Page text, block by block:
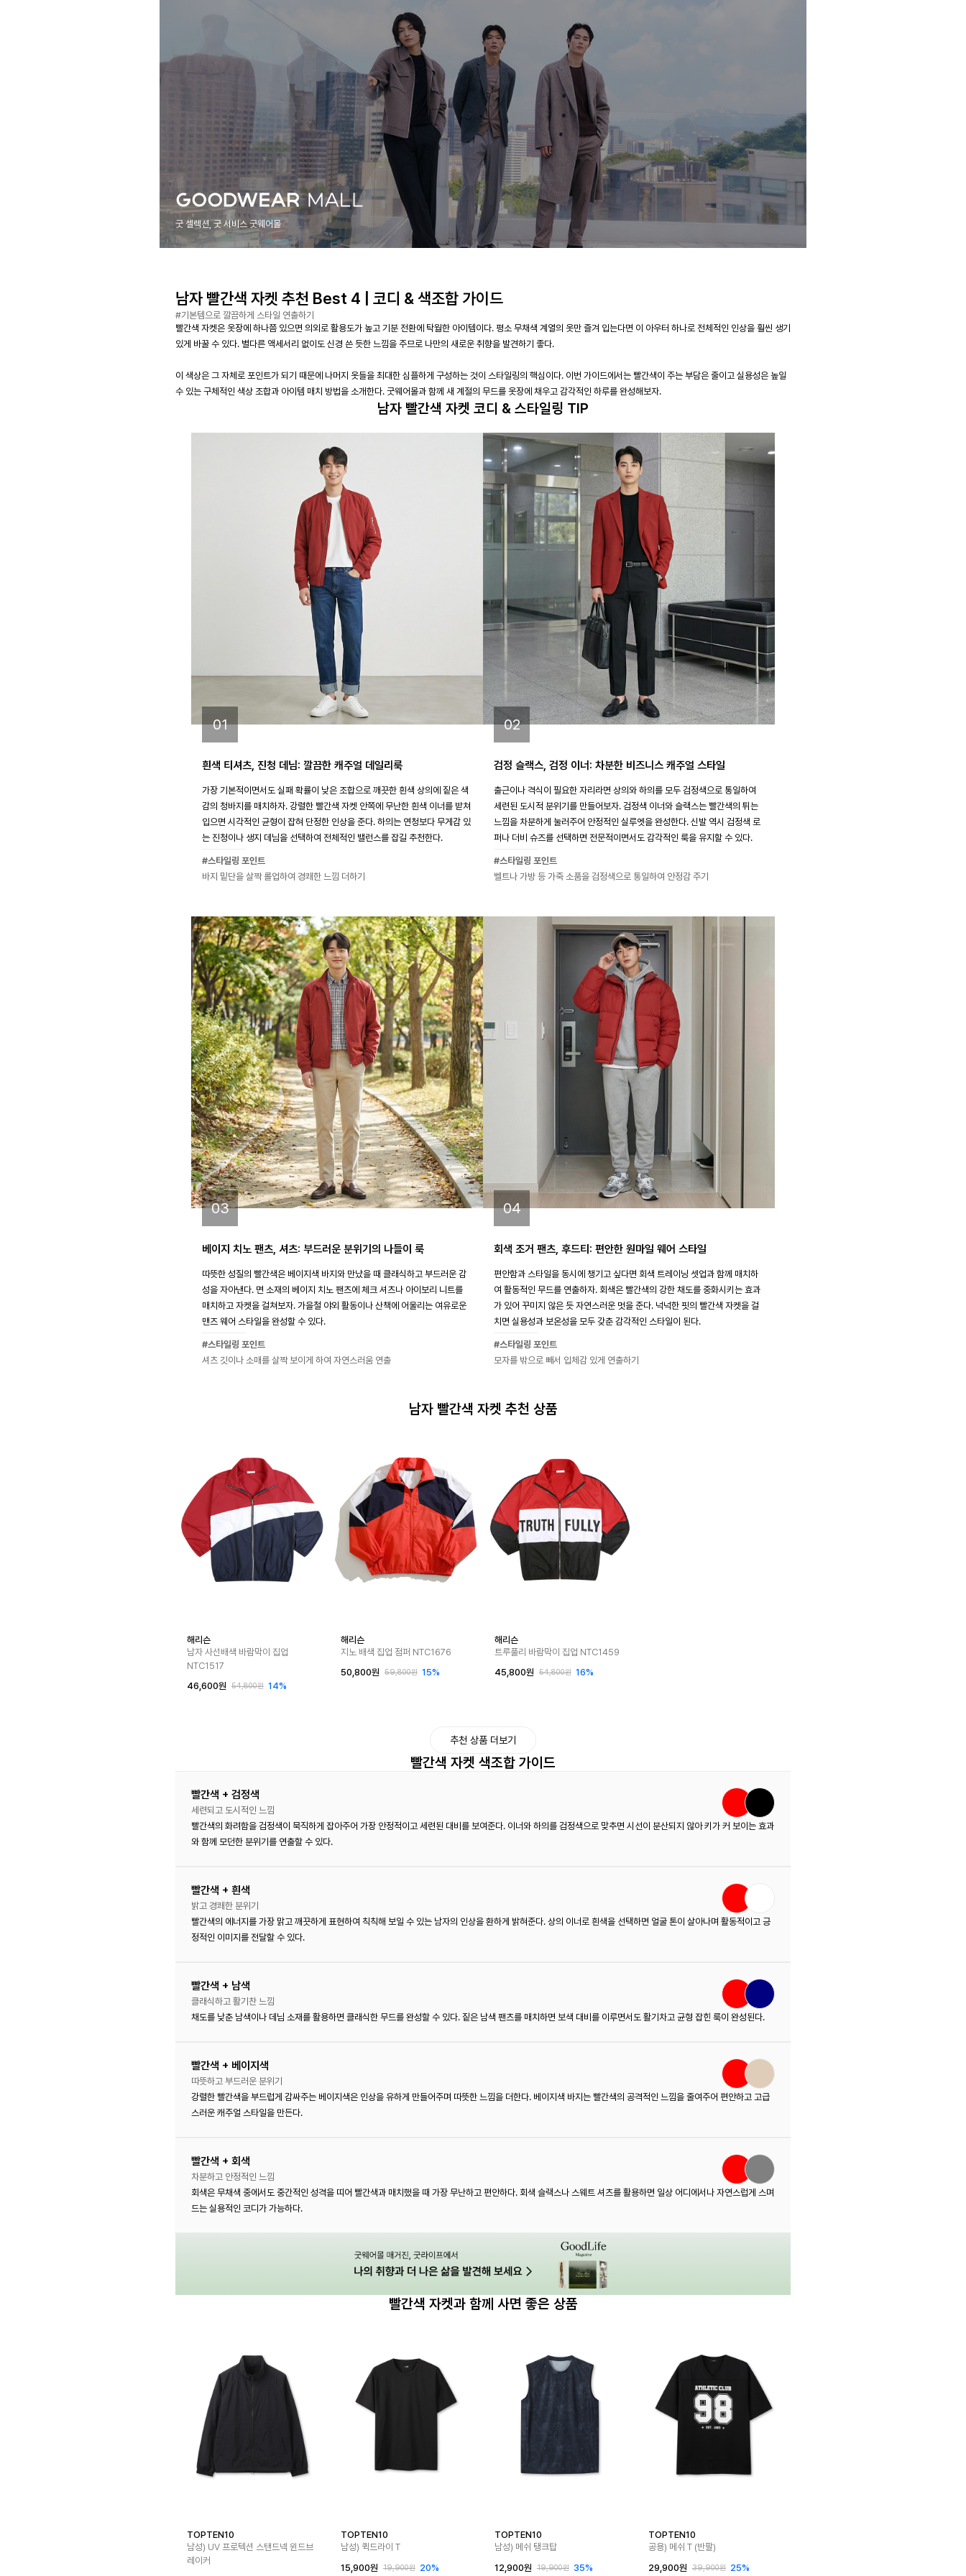
굿 셀렉션, 굿 서비스 굿웨어몰
남자 빨간색 자켓 추천 Best 4 | 코디 & 색조합 가이드
#기본템으로 깔끔하게 스타일 연출하기
빨간색 자켓은 옷장에 하나쯤 있으면 의외로 활용도가 높고 기분 전환에 탁월한 아이템이다. 평소 무채색 계열의 옷만 즐겨 입는다면 이 아우터 하나로 전체적인 인상을 훨씬 생기
있게 바꿀 수 있다. 별다른 액세서리 없이도 신경 쓴 듯한 느낌을 주므로 나만의 새로운 취향을 발견하기 좋다.
이 색상은 그 자체로 포인트가 되기 때문에 나머지 옷들을 최대한 심플하게 구성하는 것이 스타일링의 핵심이다. 이번 가이드에서는 빨간색이 주는 부담은 줄이고 실용성은 높일
수 있는 구체적인 색상 조합과 아이템 매치 방법을 소개한다. 굿웨어몰과 함께 새 계절의 무드를 옷장에 채우고 감각적인 하루를 완성해보자.
남자 빨간색 자켓 코디 & 스타일링 TIP
01
흰색 티셔츠, 진청 데님: 깔끔한 캐주얼 데일리룩
가장 기본적이면서도 실패 확률이 낮은 조합으로 깨끗한 흰색 상의에 짙은 색
감의 청바지를 매치하자. 강렬한 빨간색 자켓 안쪽에 무난한 흰색 이너를 받쳐
입으면 시각적인 균형이 잡혀 단정한 인상을 준다. 하의는 연청보다 무게감 있
는 진청이나 생지 데님을 선택하여 전체적인 밸런스를 잡길 추천한다.
#스타일링 포인트
바지 밑단을 살짝 롤업하여 경쾌한 느낌 더하기
02
검정 슬랙스, 검정 이너: 차분한 비즈니스 캐주얼 스타일
출근이나 격식이 필요한 자리라면 상의와 하의를 모두 검정색으로 통일하여
세련된 도시적 분위기를 만들어보자. 검정색 이너와 슬랙스는 빨간색의 튀는
느낌을 차분하게 눌러주어 안정적인 실루엣을 완성한다. 신발 역시 검정색 로
퍼나 더비 슈즈를 선택하면 전문적이면서도 감각적인 룩을 유지할 수 있다.
#스타일링 포인트
벨트나 가방 등 가죽 소품을 검정색으로 통일하여 안정감 주기
03
베이지 치노 팬츠, 셔츠: 부드러운 분위기의 나들이 룩
따뜻한 성질의 빨간색은 베이지색 바지와 만났을 때 클래식하고 부드러운 감
성을 자아낸다. 면 소재의 베이지 치노 팬츠에 체크 셔츠나 아이보리 니트를
매치하고 자켓을 걸쳐보자. 가을철 야외 활동이나 산책에 어울리는 여유로운
맨즈 웨어 스타일을 완성할 수 있다.
#스타일링 포인트
셔츠 깃이나 소매를 살짝 보이게 하여 자연스러움 연출
04
회색 조거 팬츠, 후드티: 편안한 원마일 웨어 스타일
편안함과 스타일을 동시에 챙기고 싶다면 회색 트레이닝 셋업과 함께 매치하
여 활동적인 무드를 연출하자. 회색은 빨간색의 강한 채도를 중화시키는 효과
가 있어 꾸미지 않은 듯 자연스러운 멋을 준다. 넉넉한 핏의 빨간색 자켓을 걸
치면 실용성과 보온성을 모두 갖춘 감각적인 스타일이 된다.
#스타일링 포인트
모자를 밖으로 빼서 입체감 있게 연출하기
남자 빨간색 자켓 추천 상품
해리슨
남자 사선배색 바람막이 집업
NTC1517
46,600원
54,800원 14%
해리슨
지노 배색 집업 점퍼 NTC1676
50,800원
59,800원 15%
해리슨
트루풀리 바람막이 집업 NTC1459
45,800원
54,800원 16%
추천 상품 더보기
빨간색 자켓 색조합 가이드
빨간색 + 검정색
세련되고 도시적인 느낌
빨간색의 화려함을 검정색이 묵직하게 잡아주어 가장 안정적이고 세련된 대비를 보여준다. 이너와 하의를 검정색으로 맞추면 시선이 분산되지 않아 키가 커 보이는 효과
와 함께 모던한 분위기를 연출할 수 있다.
빨간색 + 흰색
밝고 경쾌한 분위기
빨간색의 에너지를 가장 맑고 깨끗하게 표현하여 칙칙해 보일 수 있는 남자의 인상을 환하게 밝혀준다. 상의 이너로 흰색을 선택하면 얼굴 톤이 살아나며 활동적이고 긍
정적인 이미지를 전달할 수 있다.
빨간색 + 남색
클래식하고 활기찬 느낌
채도를 낮춘 남색이나 데님 소재를 활용하면 클래식한 무드를 완성할 수 있다. 짙은 남색 팬츠를 매치하면 보색 대비를 이루면서도 활기차고 균형 잡힌 룩이 완성된다.
빨간색 + 베이지색
따뜻하고 부드러운 분위기
강렬한 빨간색을 부드럽게 감싸주는 베이지색은 인상을 유하게 만들어주며 따뜻한 느낌을 더한다. 베이지색 바지는 빨간색의 공격적인 느낌을 줄여주어 편안하고 고급
스러운 캐주얼 스타일을 만든다.
빨간색 + 회색
차분하고 안정적인 느낌
회색은 무채색 중에서도 중간적인 성격을 띠어 빨간색과 매치했을 때 가장 무난하고 편안하다. 회색 슬랙스나 스웨트 셔츠를 활용하면 일상 어디에서나 자연스럽게 스며
드는 실용적인 코디가 가능하다.
빨간색 자켓과 함께 사면 좋은 상품
TOPTEN10
남성) UV 프로텍션 스탠드넥 윈드브
레이커
TOPTEN10
남성) 퀵드라이 T
15,900원
19,900원 20%
TOPTEN10
남성) 메쉬 탱크탑
12,900원
19,900원 35%
TOPTEN10
공용) 메쉬 T (반팔)
29,900원
39,900원 25%